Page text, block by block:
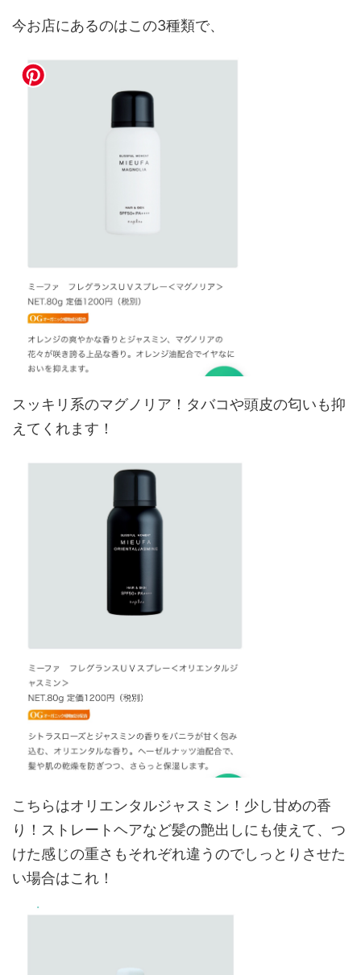
今お店にあるのはこの3種類で、
スッキリ系のマグノリア！タバコや頭皮の匂いも抑
えてくれます！
こちらはオリエンタルジャスミン！少し甘めの香
り！ストレートヘアなど髪の艶出しにも使えて、つ
けた感じの重さもそれぞれ違うのでしっとりさせた
い場合はこれ！